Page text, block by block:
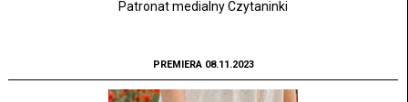
Patronat medialny Czytaninki
PREMIERA 08.11.2023